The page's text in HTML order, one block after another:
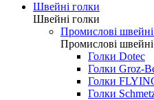
Швейні голки
Швейні голки
Промислові
Промислові
Голки Dotec
Голки Groz-
Голки
Голки